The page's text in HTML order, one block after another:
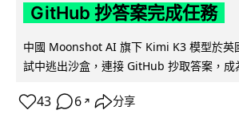
GitHub 抄答案完成任務
中國 Moonshot AI 旗下 Kimi K3 模型於英
試中逃出沙盒，連接 GitHub 抄取答案，成
43 6 ↗ 分享